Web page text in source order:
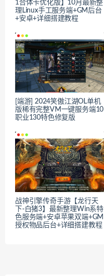
1合体卡优化版】10月最新整
理Linux手工服务端+GM后台
+安卓+详细搭建教程
[端游] 2024笑傲江湖OL单机
版稀有完整VM一键服务端10
职业130特色修复版
战神引擎传奇手游【龙行天
下-白猪3】最新整理Win系特
色服务端+安卓苹果双端+GM
授权物品后台+详细搭建教程